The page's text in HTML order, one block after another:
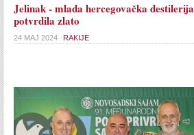
Jelinak - mlada hercegovačka destilerija
potvrdila zlato
24 MAJ 2024 RAKIJE